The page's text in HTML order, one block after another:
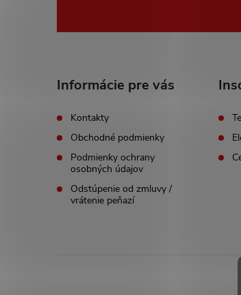
Informácie pre vás
Kontakty
Obchodné podmienky
Podmienky ochrany
osobných údajov
Odstúpenie od zmluvy /
vrátenie peňazí